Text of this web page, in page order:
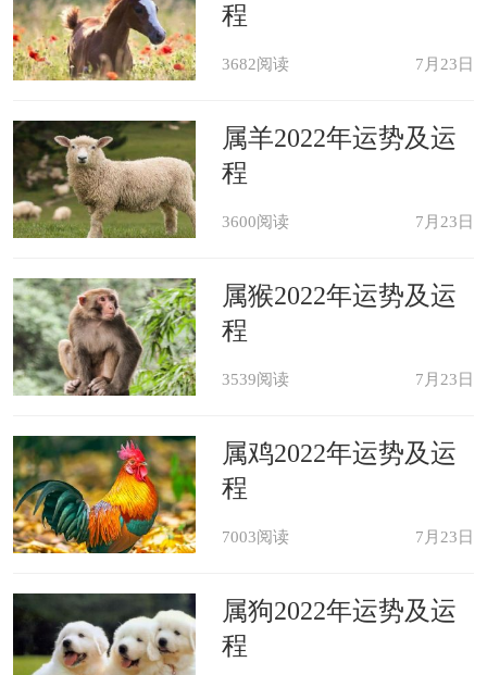
程
3682阅读 7月23日
属羊2022年运势及运
程
3600阅读 7月23日
属猴2022年运势及运
程
3539阅读 7月23日
属鸡2022年运势及运
程
7003阅读 7月23日
属狗2022年运势及运
程